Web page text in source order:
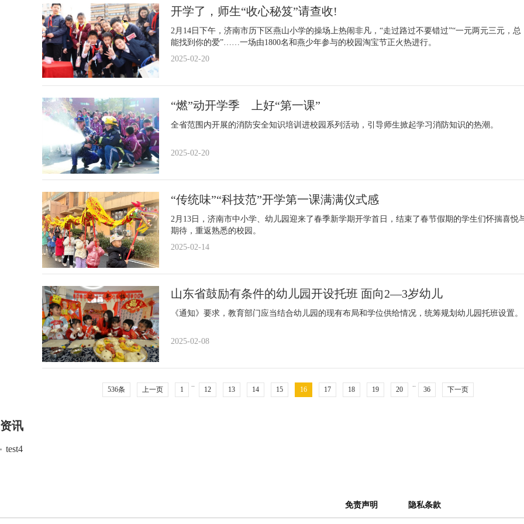
开学了，师生“收心秘笈”请查收!
2月14日下午，济南市历下区燕山小学的操场上热闹非凡，“走过路过不要错过”“一元两元三元，总
能找到你的爱”……一场由1800名和燕少年参与的校园淘宝节正火热进行。
2025-02-20
“燃”动开学季 上好“第一课”
全省范围内开展的消防安全知识培训进校园系列活动，引导师生掀起学习消防知识的热潮。
2025-02-20
“传统味”“科技范”开学第一课满满仪式感
2月13日，济南市中小学、幼儿园迎来了春季新学期开学首日，结束了春节假期的学生们怀揣喜悦
期待，重返熟悉的校园。
2025-02-14
山东省鼓励有条件的幼儿园开设托班 面向2—3岁幼儿
《通知》要求，教育部门应当结合幼儿园的现有布局和学位供给情况，统筹规划幼儿园托班设置。
2025-02-08
536条 上一页 1
..
12 13 14 15 16 17 18 19 20
..
36 下一页
资讯
test4
免责声明 隐私条款